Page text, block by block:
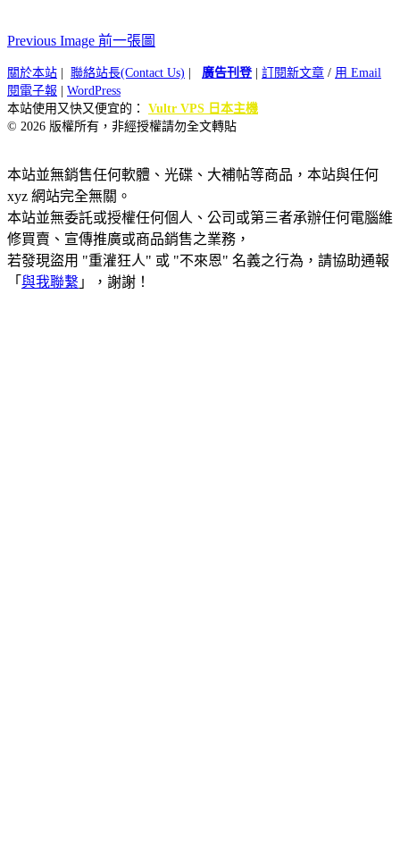
Previous Image 前一張圖
關於本站 聯絡站長(Contact Us) 廣告刊登| 訂閱新文章 / 用 Email
閱電子報
WordPress
本站使用又快又便宜的： Vultr VPS 日本主機
© 2026 版權所有，非經授權請勿全文轉貼
本站並無銷售任何軟體、光碟、大補帖等商品，本站與任何
xyz 網站完全無關。
本站並無委託或授權任何個人、公司或第三者承辦任何電腦維
修買賣、宣傳推廣或商品銷售之業務，
若發現盜用 "重灌狂人" 或 "不來恩" 名義之行為，請協助通報
「 與我聯繫 」，謝謝！